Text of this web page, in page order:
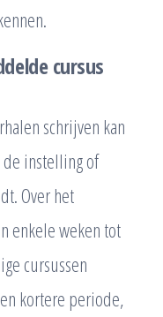
cursus
schrijven kan
instelling of
Over het
enkele weken tot
cursussen
kortere periode,